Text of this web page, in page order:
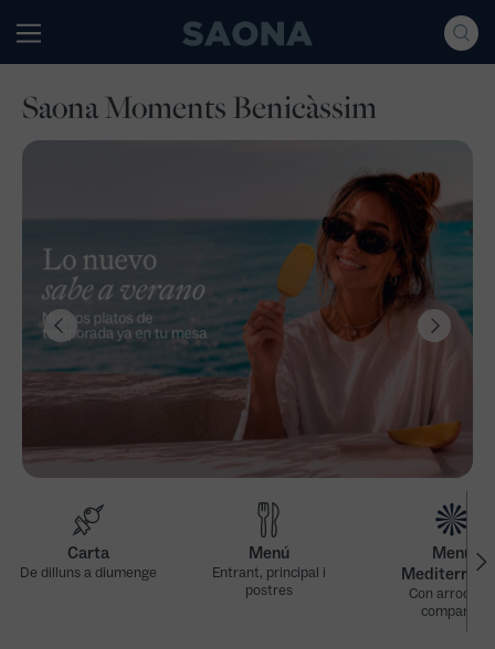
Grupo Saona
Saona Moments Benicàssim
Carta
De dilluns a diumenge
Menú
Entrant, principal i
postres
Menú
Con arroces a
compartir